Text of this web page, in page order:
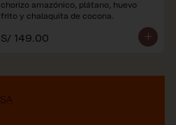
chorizo amazónico, plátano, huevo
frito y chalaquita de cocona.
S/ 149.00